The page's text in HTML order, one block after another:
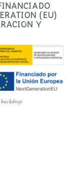
(EU)
Y